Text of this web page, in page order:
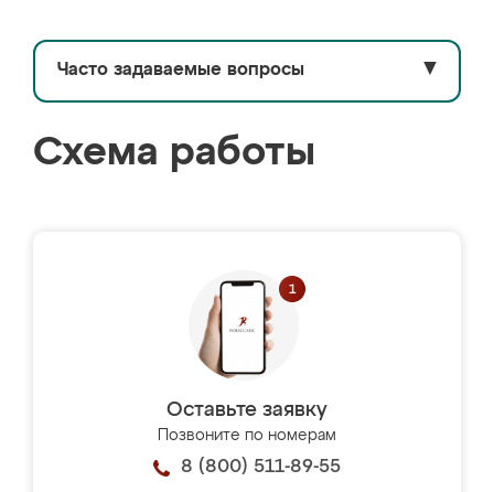
Часто задаваемые вопросы ▼
Схема работы
Оставьте заявку
Позвоните по номерам
8 (800) 511-89-55